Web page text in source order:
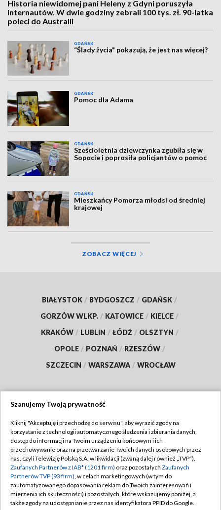
Historia niewidomej pani Heleny z Gdyni poruszyła
internautów. W dwie godziny zebrali 100 tys. zł. 90-latka
poleci do Australii
GDAŃSK
“Ślady życia" pokazują, że jest nas więcej?
GDAŃSK
Pomoc dla Adama
GDAŃSK
Sześcioletnia dziewczynka zgubiła się w
Sopocie i poprosiła policjantów o pomoc
GDAŃSK
Mieszkańcy Pomorza młodsi od średniej
krajowej
ZOBACZ WIĘCEJ
BIAŁYSTOK / BYDGOSZCZ / GDAŃSK /
GORZÓW WLKP. / KATOWICE / KIELCE /
KRAKÓW / LUBLIN / ŁÓDŹ / OLSZTYN /
OPOLE / POZNAŃ / RZESZÓW /
SZCZECIN / WARSZAWA / WROCŁAW
TVP
Abonament TVP
Emisja w TVP
Centrum informacji TVP
Naziemna Telewizja Cyfrowa
Regulamin TVP
Polityka prywatności
Moje zgody
Pomoc
Szanujemy Twoją prywatność
Kliknij "Akceptuję i przechodzę do serwisu", aby wyrazić zgody na
korzystanie z technologii automatycznego śledzenia i zbierania danych,
dostęp do informacji na Twoim urządzeniu końcowym i ich
przechowywanie oraz na przetwarzanie Twoich danych osobowych przez
nas, czyli Telewizję Polską S.A. w likwidacji (zwaną dalej również „TVP”),
Zaufanych Partnerów z IAB* (1201 firm) oraz pozostałych Zaufanych
Partnerów TVP (93 firm), w celach marketingowych (w tym do
zautomatyzowanego dopasowania reklam do Twoich zainteresowań i
mierzenia ich skuteczności) i pozostałych, które wskazujemy poniżej, a
także zgody na udostępnianie przez nas identyfikatora PPID do Google.